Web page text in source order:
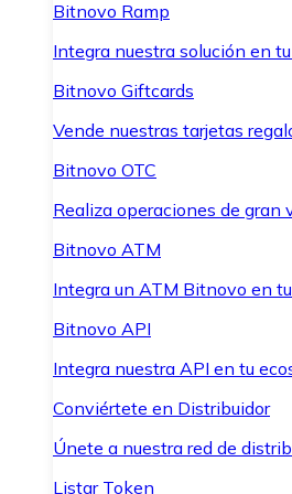
Bitnovo Ramp
Integra nuestra solución en
Bitnovo Giftcards
Vende nuestras tarjetas
Bitnovo OTC
Realiza operaciones de gran
Bitnovo ATM
Integra un ATM Bitnovo en
Bitnovo API
Integra nuestra API en tu
Conviértete en Distribuidor
Únete a nuestra red de
Listar Token